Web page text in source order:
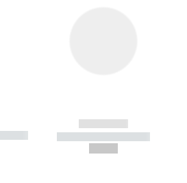
------------
----------- -----------